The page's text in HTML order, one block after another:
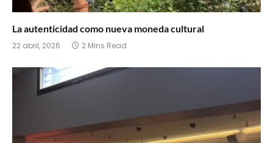
La autenticidad como nueva moneda cultural
22 abril, 2026 2 Mins Read